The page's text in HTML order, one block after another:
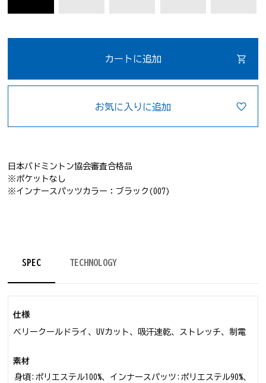
カートに追加
お気に入りに追加
日本バドミントン協会審査合格品
※ポケットなし
※インナースパッツカラー：ブラック(007)
SPEC TECHNOLOGY
仕様
ベリークールドライ、UVカット、吸汗速乾、ストレッチ、制電
素材
身頃:ポリエステル100%、インナースパッツ:ポリエステル90%、